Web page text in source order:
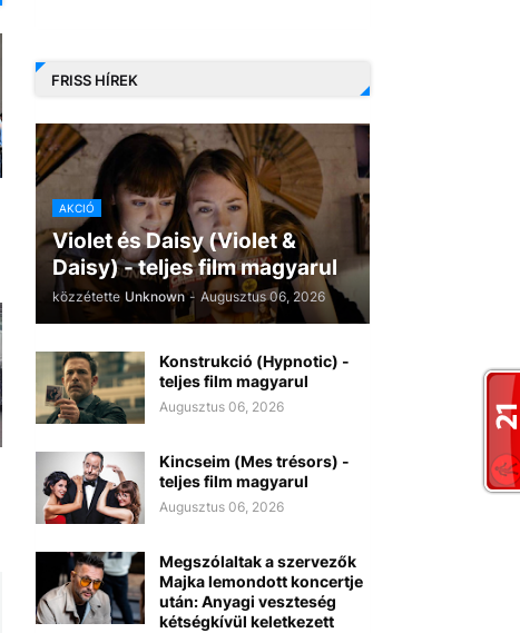
FRISS HÍREK
AKCIÓ
Violet és Daisy (Violet &
Daisy) - teljes film magyarul
közzétette Unknown - Augusztus 06, 2026
Konstrukció (Hypnotic) -
teljes film magyarul
Augusztus 06, 2026
Kincseim (Mes trésors) -
teljes film magyarul
Augusztus 06, 2026
Megszólaltak a szervezők
Majka lemondott koncertje
után: Anyagi veszteség
kétségkívül keletkezett